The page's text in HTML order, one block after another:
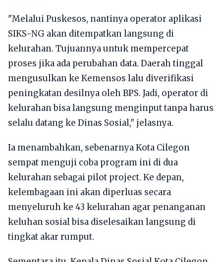
"Melalui Puskesos, nantinya operator aplikasi
SIKS-NG akan ditempatkan langsung di
kelurahan. Tujuannya untuk mempercepat
proses jika ada perubahan data. Daerah tinggal
mengusulkan ke Kemensos lalu diverifikasi
peningkatan desilnya oleh BPS. Jadi, operator di
kelurahan bisa langsung menginput tanpa harus
selalu datang ke Dinas Sosial," jelasnya.
Ia menambahkan, sebenarnya Kota Cilegon
sempat menguji coba program ini di dua
kelurahan sebagai pilot project. Ke depan,
kelembagaan ini akan diperluas secara
menyeluruh ke 43 kelurahan agar penanganan
keluhan sosial bisa diselesaikan langsung di
tingkat akar rumput.